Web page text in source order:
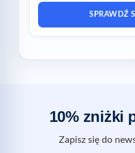
SPRAWDŹ
10% zniżki
Zapisz się do